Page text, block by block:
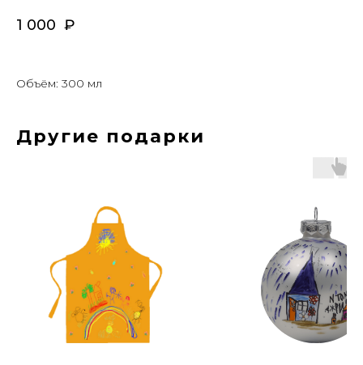
1 000 ₽
Объём: 300 мл
Другие подарки